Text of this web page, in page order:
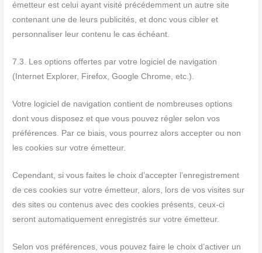
émetteur est celui ayant visité précédemment un autre site
contenant une de leurs publicités, et donc vous cibler et
personnaliser leur contenu le cas échéant.
7.3. Les options offertes par votre logiciel de navigation
(Internet Explorer, Firefox, Google Chrome, etc.).
Votre logiciel de navigation contient de nombreuses options
dont vous disposez et que vous pouvez régler selon vos
préférences. Par ce biais, vous pourrez alors accepter ou non
les cookies sur votre émetteur.
Cependant, si vous faites le choix d’accepter l’enregistrement
de ces cookies sur votre émetteur, alors, lors de vos visites sur
des sites ou contenus avec des cookies présents, ceux-ci
seront automatiquement enregistrés sur votre émetteur.
Selon vos préférences, vous pouvez faire le choix d’activer un